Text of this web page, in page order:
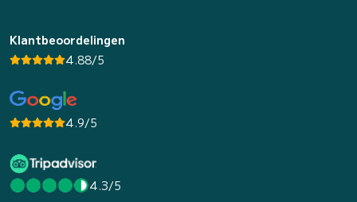
Klantbeoordelingen
4.88/5
4.9/5
4.3/5